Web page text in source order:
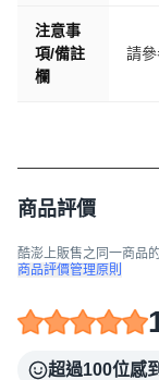
注意事
項/備註
欄
請
商品評價
酷澎上販售之同一商品
商品評價管理原則
超過100位感